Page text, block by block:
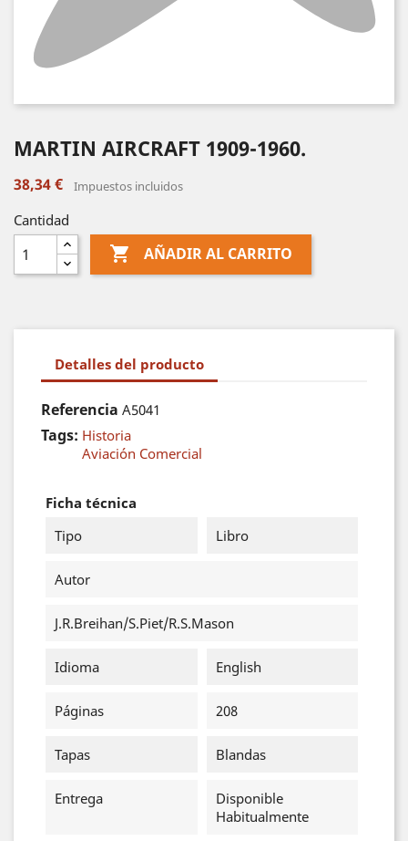
MARTIN AIRCRAFT 1909-1960.
38,34 € Impuestos incluidos
Cantidad
 AÑADIR AL CARRITO
Detalles del producto
Referencia A5041
Tags: Historia
Aviación Comercial
Ficha técnica
Tipo
Libro
Autor
J.R.Breihan/S.Piet/R.S.Mason
Idioma English
Páginas 208
Tapas Blandas
Entrega
Disponible
Habitualmente